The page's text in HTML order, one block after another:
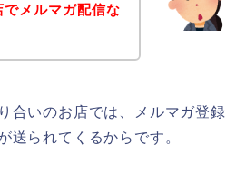
メルマガ配信な
合いのお店では、メルマガ登録
送られてくるからです。